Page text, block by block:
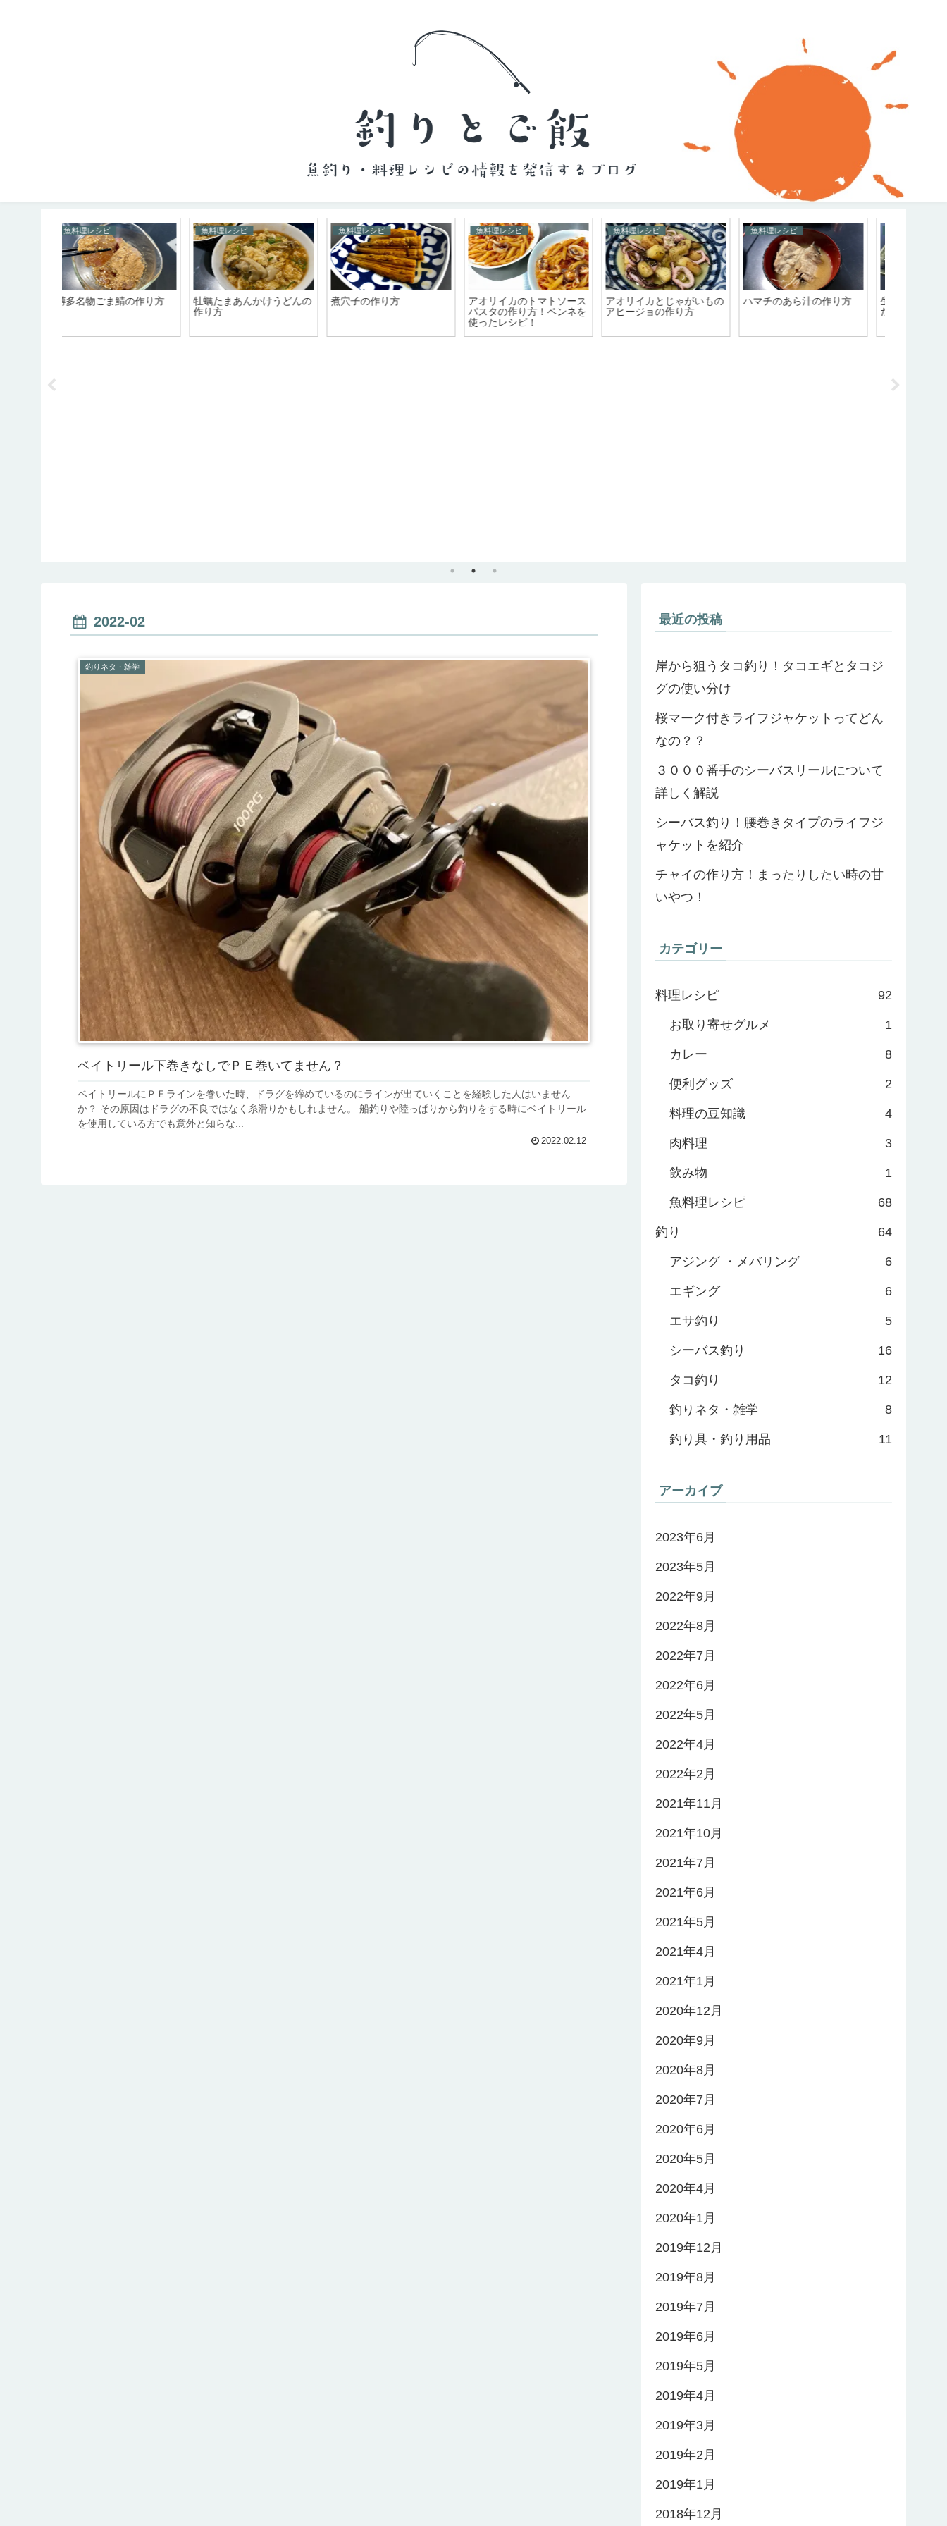
魚料理レシピ
煮穴子の作り方
魚料理レシピ
アオリイカのトマトソース
パスタの作り方！ペンネを
魚料理レシピ
アオリイカとじゃがいもの
魚料理レシピ
ハマチのあら汁の作り方
魚料理レシピ
生タコで！たこの天ぷらと
たこの磯辺揚げの作り方
魚料理レシピ
サバと梅干しを使った冷製
2022-02
釣りネタ・雑学
ベイトリール下巻きなしでＰＥ巻いてません？
ベイトリールにＰＥラインを巻いた時、ドラグを締めているのにラインが出ていくことを経験した人はいません
か？ その原因はドラグの不良ではなく糸滑りかもしれません。 船釣りや陸っぱりから釣りをする時にベイトリール
を使用している方でも意外と知らな...
2022.02.12
最近の投稿
岸から狙うタコ釣り！タコエギとタコジ
グの使い分け
桜マーク付きライフジャケットってどん
なの？？
３０００番手のシーバスリールについて
詳しく解説
シーバス釣り！腰巻きタイプのライフジ
ャケットを紹介
チャイの作り方！まったりしたい時の甘
いやつ！
カテゴリー
料理レシピ 92
お取り寄せグルメ 1
カレー 8
便利グッズ 2
料理の豆知識 4
肉料理 3
飲み物 1
魚料理レシピ 68
釣り 64
アジング ・メバリング 6
エギング 6
エサ釣り 5
シーバス釣り 16
タコ釣り 12
釣りネタ・雑学 8
釣り具・釣り用品 11
アーカイブ
2023年6月
2023年5月
2022年9月
2022年8月
2022年7月
2022年6月
2022年5月
2022年4月
2022年2月
2021年11月
2021年10月
2021年7月
2021年6月
2021年5月
2021年4月
2021年1月
2020年12月
2020年9月
2020年8月
2020年7月
2020年6月
2020年5月
2020年4月
2020年1月
2019年12月
2019年8月
2019年7月
2019年6月
2019年5月
2019年4月
2019年3月
2019年2月
2019年1月
2018年12月